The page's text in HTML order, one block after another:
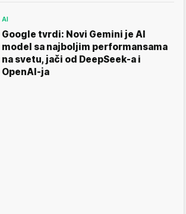
AI
Google tvrdi: Novi Gemini je AI
model sa najboljim performansama
na svetu, jači od DeepSeek-a i
OpenAI-ja